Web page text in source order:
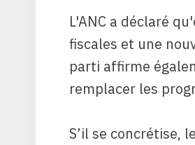
L'ANC a déclaré
fiscales et une
parti affirme
remplacer les
S’il se concrétise,